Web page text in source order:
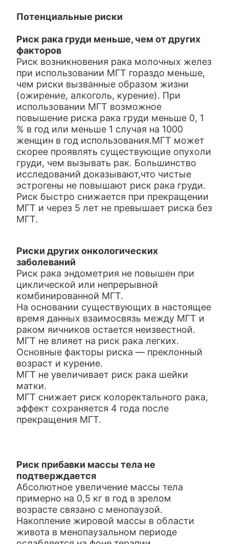
Потенциальные риски
Риск рака груди меньше, чем от других
факторов
Риск возникновения рака молочных желез
при использовании МГТ гораздо меньше,
чем риски вызванные образом жизни
(ожирение, алкоголь, курение). При
использовании МГТ возможное
повышение риска рака груди меньше 0, 1
% в год или меньше 1 случая на 1000
женщин в год использования.МГТ может
скорее проявлять существующие опухоли
груди, чем вызывать рак. Большинство
исследований доказывают,что чистые
эстрогены не повышают риск рака груди.
Риск быстро снижается при прекращении
МГТ и через 5 лет не превышает риска без
МГТ.
Риски других онкологических
заболеваний
Риск рака эндометрия не повышен при
циклической или непрерывной
комбинированной МГТ.
На основании существующих в настоящее
время данных взаимосвязь между МГТ и
раком яичников остается неизвестной.
МГТ не влияет на риск рака легких.
Основные факторы риска — преклонный
возраст и курение.
МГТ не увеличивает риск рака шейки
матки.
МГТ снижает риск колоректального рака,
эффект сохраняется 4 года после
прекращения МГТ.
Риск прибавки массы тела не
подтверждается
Абсолютное увеличение массы тела
примерно на 0,5 кг в год в зрелом
возрасте связано с менопаузой.
Накопление жировой массы в области
живота в менопаузальном периоде